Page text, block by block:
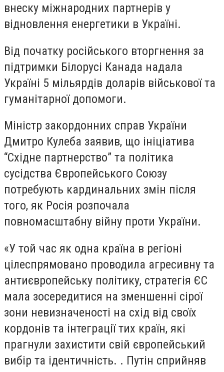
внеску міжнародних партнерів у
відновлення енергетики в Україні.
Від початку російського вторгнення за
підтримки Білорусі Канада надала
Україні 5 мільярдів доларів військової та
гуманітарної допомоги.
Міністр закордонних справ України
Дмитро Кулеба заявив, що ініціатива
“Східне партнерство” та політика
сусідства Європейського Союзу
потребують кардинальних змін після
того, як Росія розпочала
повномасштабну війну проти України.
«У той час як одна країна в регіоні
цілеспрямовано проводила агресивну та
антиєвропейську політику, стратегія ЄС
мала зосередитися на зменшенні сірої
зони невизначеності на схід від своїх
кордонів та інтеграції тих країн, які
прагнули захистити свій європейський
вибір та ідентичність. . Путін сприйняв